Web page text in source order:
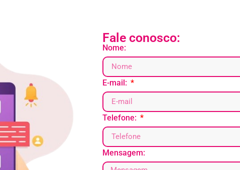
Fale conosco:
Nome:
E-mail:
Telefone:
Mensagem: